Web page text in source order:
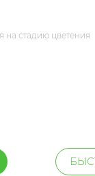
на стадию цветения